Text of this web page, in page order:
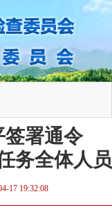
签署通令
务全体人员
17 19:32:08